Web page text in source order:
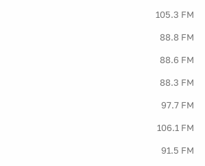
105.3 FM
88.8 FM
88.6 FM
88.3 FM
97.7 FM
106.1 FM
91.5 FM